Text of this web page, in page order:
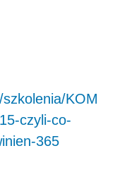
KOM
czyli-co-
365